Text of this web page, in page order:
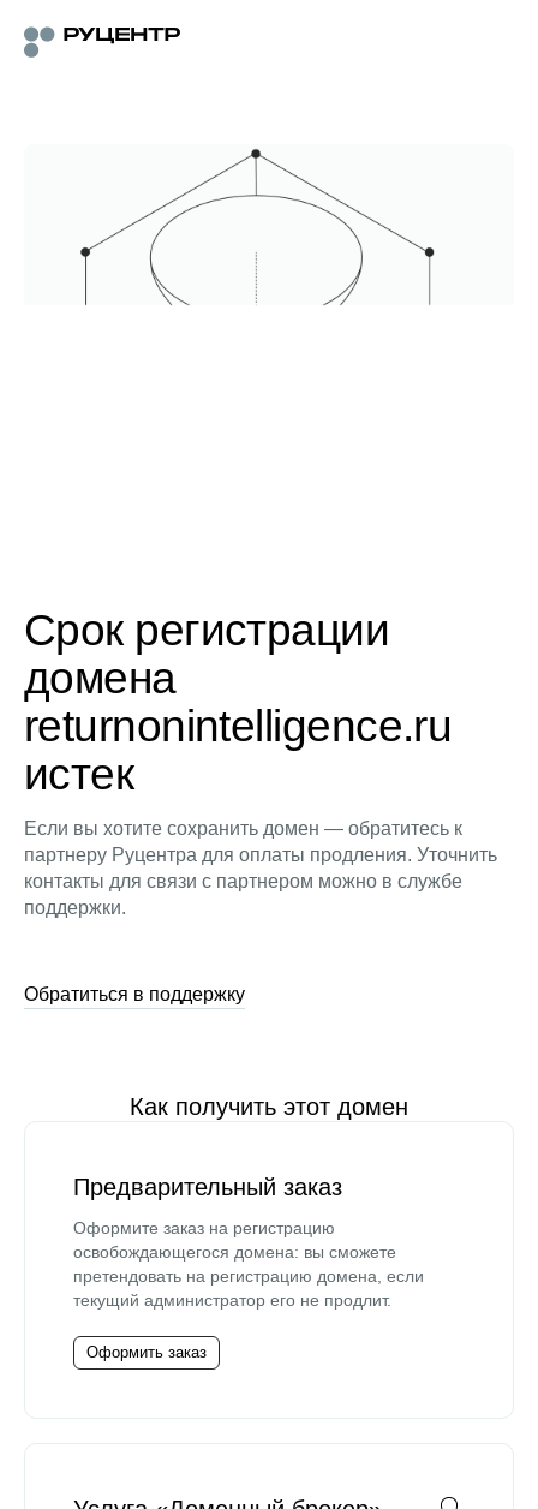
Срок регистрации
домена
returnonintelligence.ru
истек
Если вы хотите сохранить домен — обратитесь к
партнеру Руцентра для оплаты продления. Уточнить
контакты для связи с партнером можно в службе
поддержки.
Обратиться в поддержку
Как получить этот домен
Предварительный заказ
Оформите заказ на регистрацию
освобождающегося домена: вы сможете
претендовать на регистрацию домена, если
текущий администратор его не продлит.
Оформить заказ